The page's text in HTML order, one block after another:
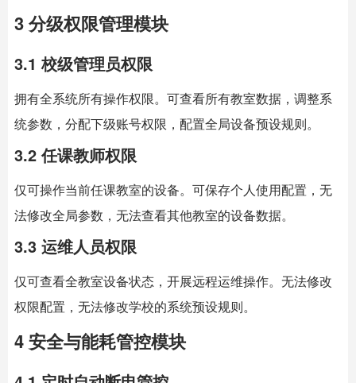
3 分级权限管理模块
3.1 校级管理员权限
拥有全系统所有操作权限。可查看所有教室数据，调整系
统参数，分配下级账号权限，配置全局设备预设规则。
3.2 任课教师权限
仅可操作当前任课教室的设备。可保存个人使用配置，无
法修改全局参数，无法查看其他教室的设备数据。
3.3 运维人员权限
仅可查看全教室设备状态，开展远程运维操作。无法修改
权限配置，无法修改学校的系统预设规则。
4 安全与能耗管控模块